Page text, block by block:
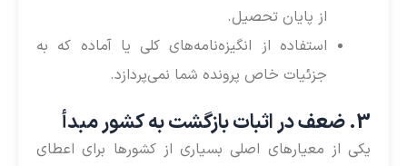
از پایان تحصیل.
استفاده از انگیزه‌نامه‌های کلی یا آماده که به
جزئیات خاص پرونده شما نمی‌پردازد.
3. ضعف در اثبات بازگشت به کشور مبدأ
یکی از معیارهای اصلی بسیاری از کشورها برای اعطای